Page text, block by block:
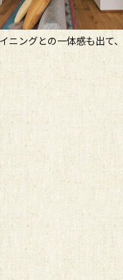
ニングとの一体感も出て